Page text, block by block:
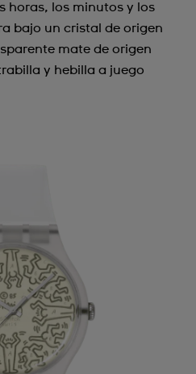
horas, los minutos y los
bajo un cristal de origen
mate de origen
y hebilla a juego